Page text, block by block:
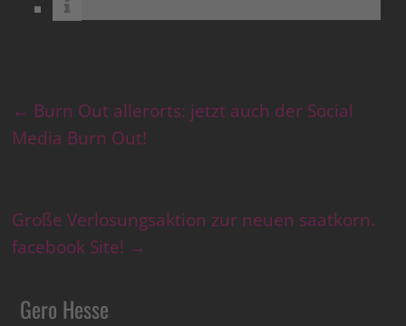
← Burn Out allerorts: jetzt auch der Social
Media Burn Out!
Große Verlosungsaktion zur neuen saatkorn.
facebook Site! →
Gero Hesse